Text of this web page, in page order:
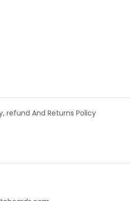
refund And Returns Policy